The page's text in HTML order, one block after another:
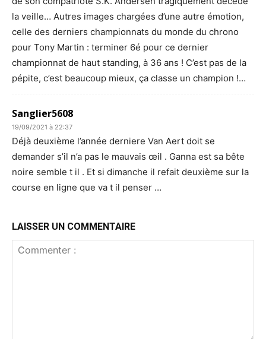
la veille… Autres images chargées d’une autre émotion,
celle des derniers championnats du monde du chrono
pour Tony Martin : terminer 6é pour ce dernier
championnat de haut standing, à 36 ans ! C’est pas de la
pépite, c’est beaucoup mieux, ça classe un champion !…
Sanglier5608
19/09/2021 à 22:37
Déjà deuxième l’année derniere Van Aert doit se
demander s’il n’a pas le mauvais œil . Ganna est sa bête
noire semble t il . Et si dimanche il refait deuxième sur la
course en ligne que va t il penser …
LAISSER UN COMMENTAIRE